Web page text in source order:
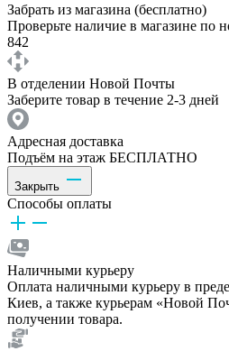
Забрать из магазина (бесплатно)
Проверьте наличие в магазине по
842
В отделении Новой Почты
Заберите товар в течение 2-3 дней
Адресная доставка
Подъём на этаж БЕСПЛАТНО
Закрыть
Способы оплаты
Наличными курьеру
Оплата наличными курьеру в
Киев, а также курьерам «Новой
получении товара.